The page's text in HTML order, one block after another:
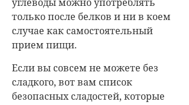
только после белков и ни в коем
случае как самостоятельный
прием пищи.
Если вы совсем не можете без
сладкого, вот вам список
безопасных сладостей, которые